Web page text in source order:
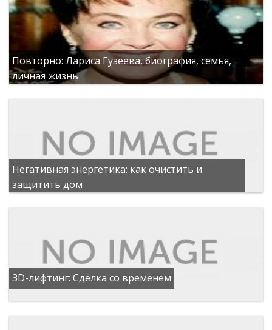
Повторно: Лариса Гузеева, биография, семья,
личная жизнь
Негативная энергетика: как очистить и
защитить дом
3D-лифтинг: Сделка со временем